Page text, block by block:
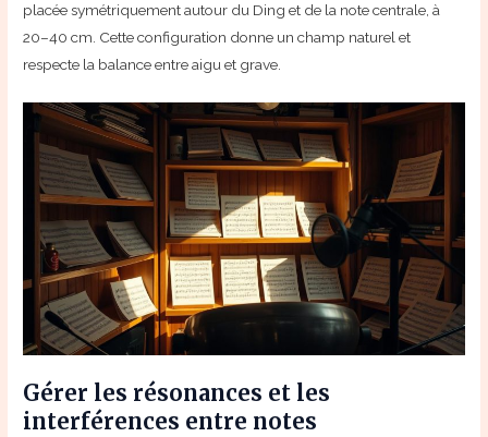
placée symétriquement autour du Ding et de la note centrale, à
20–40 cm. Cette configuration donne un champ naturel et
respecte la balance entre aigu et grave.
Gérer les résonances et les
interférences entre notes